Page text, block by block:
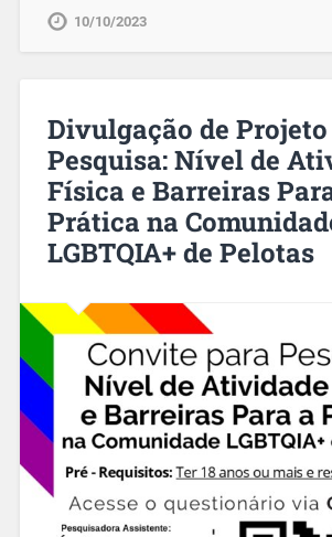
10/10/2023
Divulgação de Projeto
Pesquisa: Nível de
Física e Barreiras
Prática na
LGBTQIA+ de Pelotas